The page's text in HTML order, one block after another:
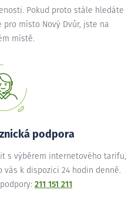
Pokud proto stále hledáte
místo Nový Dvůr, jste na
místě.
podpora
s výběrem internetového tarifu,
k dispozici 24 hodin denně.
211 151 211